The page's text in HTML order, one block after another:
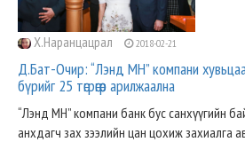
Х.Наранцацрал 2018-02-21
Д.Бат-Очир: “Лэнд МН” компани
бүрийг 25 төгрөгөөр арилжаална
“Лэнд МН” компани банк бус санхүүгийн
анхдагч зах зээлийн цан цохиж захиалга